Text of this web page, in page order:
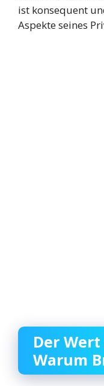
ist konsequent
Aspekte seines
Der
Warum